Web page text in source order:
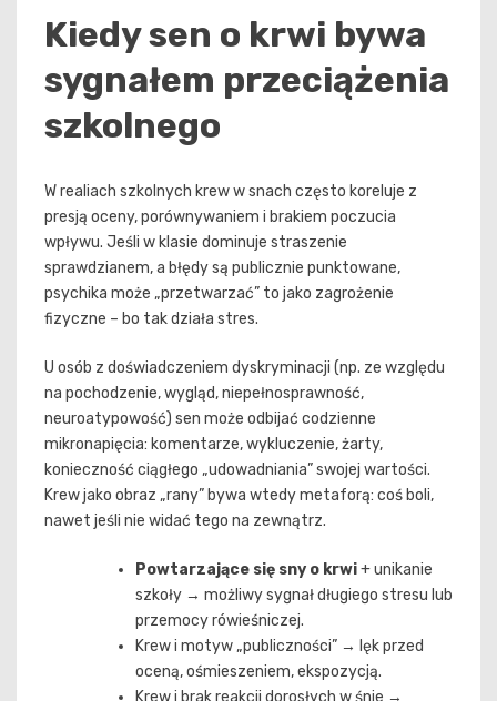
Kiedy sen o krwi bywa
sygnałem przeciążenia
szkolnego
W realiach szkolnych krew w snach często koreluje z
presją oceny, porównywaniem i brakiem poczucia
wpływu. Jeśli w klasie dominuje straszenie
sprawdzianem, a błędy są publicznie punktowane,
psychika może „przetwarzać” to jako zagrożenie
fizyczne – bo tak działa stres.
U osób z doświadczeniem dyskryminacji (np. ze względu
na pochodzenie, wygląd, niepełnosprawność,
neuroatypowość) sen może odbijać codzienne
mikronapięcia: komentarze, wykluczenie, żarty,
konieczność ciągłego „udowadniania” swojej wartości.
Krew jako obraz „rany” bywa wtedy metaforą: coś boli,
nawet jeśli nie widać tego na zewnątrz.
Powtarzające się sny o krwi+ unikanie
szkoły → możliwy sygnał długiego stresu lub
przemocy rówieśniczej.
Krew i motyw „publiczności” → lęk przed
oceną, ośmieszeniem, ekspozycją.
Krew i brak reakcji dorosłych w śnie →